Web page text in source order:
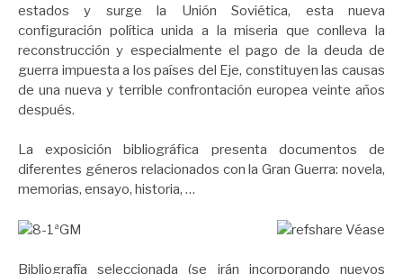
estados y surge la Unión Soviética, esta nueva
configuración política unida a la miseria que conlleva la
reconstrucción y especialmente el pago de la deuda de
guerra impuesta a los países del Eje, constituyen las causas
de una nueva y terrible confrontación europea veinte años
después.
La exposición bibliográfica presenta documentos de
diferentes géneros relacionados con la Gran Guerra: novela,
memorias, ensayo, historia, …
Véase
Bibliografíaseleccionada (se irán incorporando nuevos